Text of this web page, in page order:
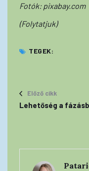
Fotók: pixabay.com
(Folytatjuk)
TEGEK:
Előző cikk
Lehetőség a